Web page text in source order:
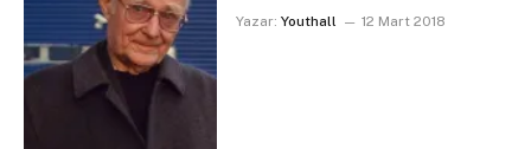
Yazar: Youthall 12 Mart 2018